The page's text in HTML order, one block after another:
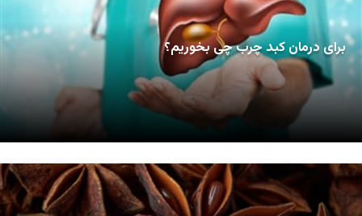
برای درمان کبد چرب چی بخوریم؟